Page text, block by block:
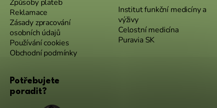
Způsoby plateb
Reklamace
Zásady zpracování
osobních údajů
Používání cookies
Obchodní podmínky
Institut funkční medicíny a
výživy
Celostní medicína
Puravia SK
Potřebujete
poradit?